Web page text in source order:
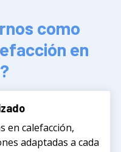
como
en
en calefacción,
adaptadas a cada